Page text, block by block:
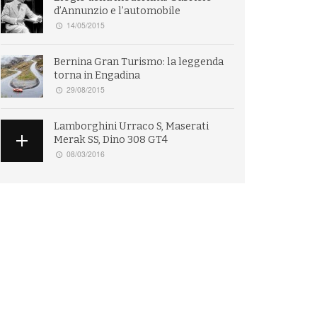
d’Annunzio e l’automobile
14/05/2015
Bernina Gran Turismo: la leggenda
torna in Engadina
29/08/2015
Lamborghini Urraco S, Maserati
Merak SS, Dino 308 GT4
08/03/2016